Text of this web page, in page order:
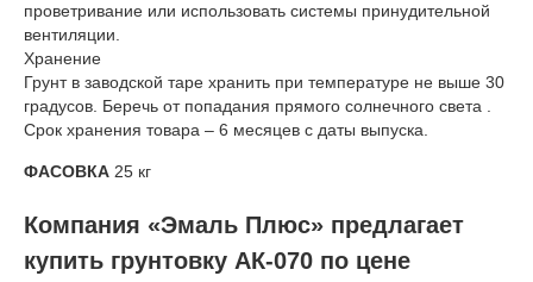
проветривание или использовать системы принудительной
вентиляции.
Хранение
Грунт в заводской таре хранить при температуре не выше 30
градусов. Беречь от попадания прямого солнечного света .
Срок хранения товара – 6 месяцев с даты выпуска.
ФАСОВКА 25 кг
Компания «Эмаль Плюс» предлагает
купить грунтовку АК-070 по цене